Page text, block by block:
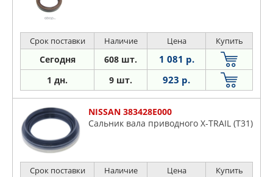
Срок поставки Наличие Цена Купить
Сегодня 608 шт. 1 081 р.
1 дн. 9 шт. 923 р.
NISSAN 383428E000
Сальник вала приводного X-TRAIL (T31)
Срок поставки Наличие Цена Купить